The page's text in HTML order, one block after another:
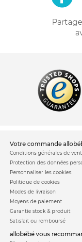
votre commande
Conditions générales de
Protection des données
Personnaliser les cookies
Politique de cookies
Modes de livraison
Moyens de paiement
Garantie stock & produit
Satisfait ou remboursé
allobébé vous